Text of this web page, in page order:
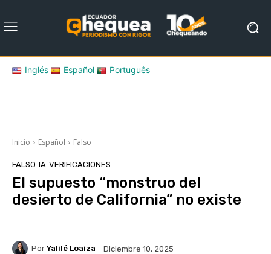
Inglés Español Português
Inicio Español Falso
FALSO IA VERIFICACIONES
El supuesto “monstruo del
desierto de California” no existe
Por Yalilé Loaiza Diciembre 10, 2025